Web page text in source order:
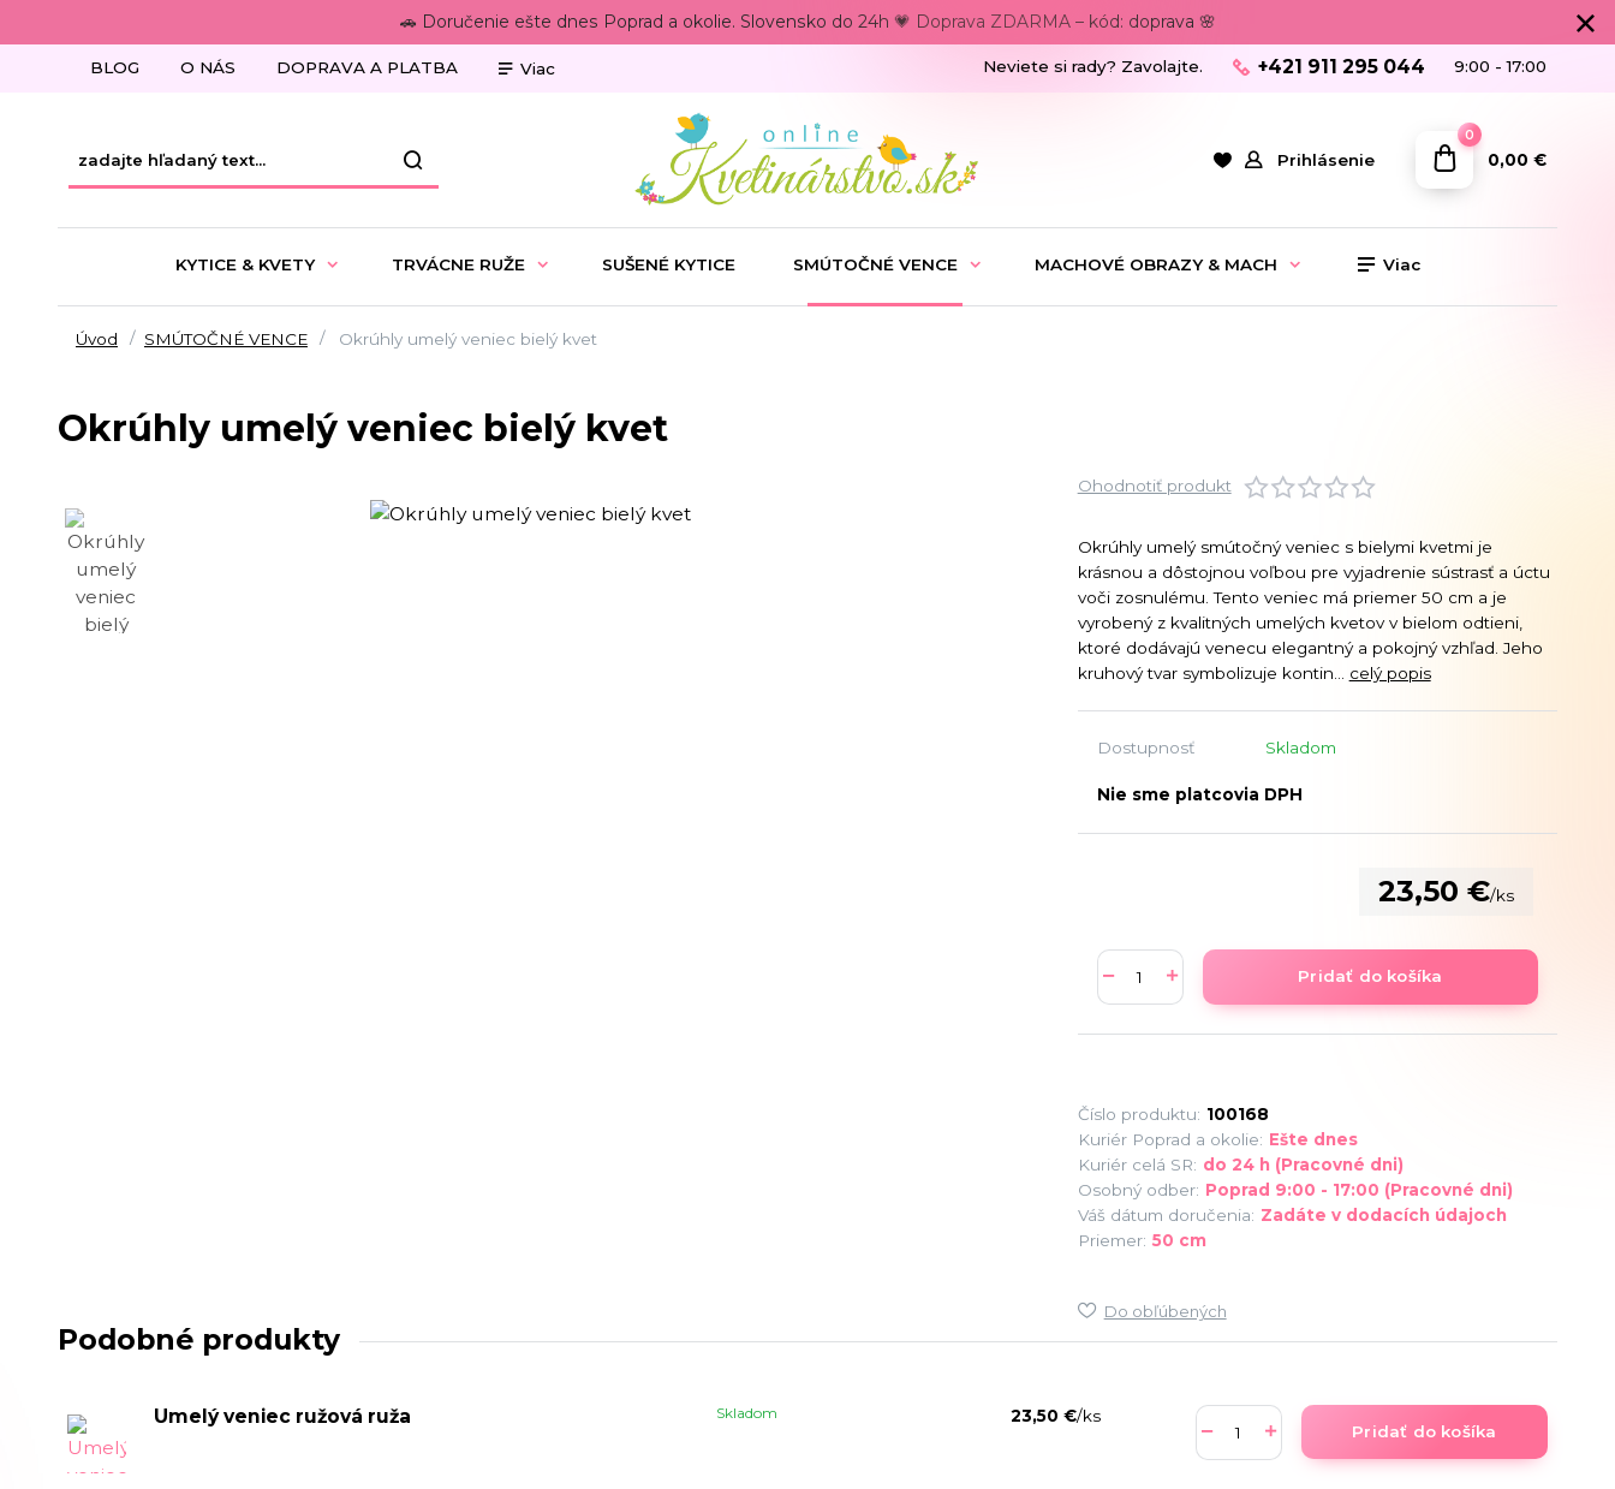
🚗 Doručenie ešte dnes Poprad a okolie. Slovensko do 24h 💗 Doprava ZDARMA – kód: doprava 🌸
BLOG O NÁS DOPRAVA A PLATBA Viac
Prihlásenie
Neviete si rady? Zavolajte. +421 911 295 044 9:00 - 17:00
0
0,00 €
KYTICE & KVETY TRVÁCNE RUŽE SUŠENÉ KYTICE SMÚTOČNÉ VENCE MACHOVÉ OBRAZY & MACH Viac
Úvod SMÚTOČNÉ VENCE Okrúhly umelý veniec bielý kvet
Okrúhly umelý veniec bielý kvet
Ohodnotiť produkt
Okrúhly umelý smútočný veniec s bielymi kvetmi je
krásnou a dôstojnou voľbou pre vyjadrenie sústrasť a úctu
voči zosnulému. Tento veniec má priemer 50 cm a je
vyrobený z kvalitných umelých kvetov v bielom odtieni,
ktoré dodávajú venecu elegantný a pokojný vzhľad. Jeho
kruhový tvar symbolizuje kontin... celý popis
Dostupnosť Skladom
Nie sme platcovia DPH
23,50 €/ks
Pridať do košíka
Číslo produktu: 100168
Kuriér Poprad a okolie: Ešte dnes
Kuriér celá SR: do 24 h (Pracovné dni)
Osobný odber: Poprad 9:00 - 17:00 (Pracovné dni)
Váš dátum doručenia: Zadáte v dodacích údajoch
Priemer: 50 cm
Do obľúbených
Podobné produkty
Umelý veniec ružová ruža 23,50 €/ks
Skladom
Pridať do košíka